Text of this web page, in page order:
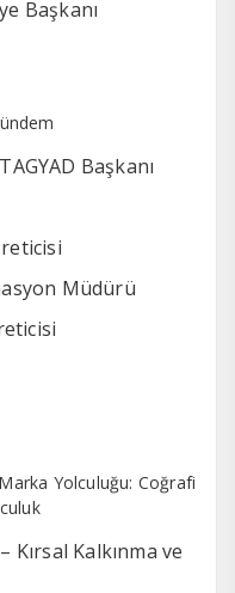
Başkanı
Başkanı
Müdürü
Yolculuğu: Coğrafi
Kırsal Kalkınma ve